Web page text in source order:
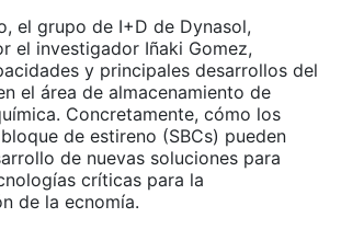
el grupo de I+D de Dynasol,
el investigador Iñaki Gomez,
y principales desarrollos del
el área de almacenamiento de
Concretamente, cómo los
de estireno (SBCs) pueden
de nuevas soluciones para
críticas para la
de la ecnomía.